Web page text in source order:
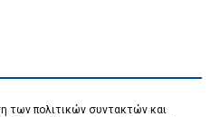
των πολιτικών συντακτών και